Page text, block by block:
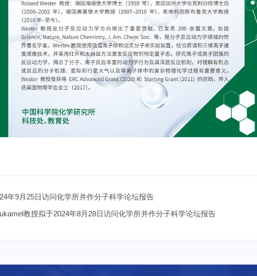
年9月25日访问化学所并作分子科学论坛报告
教授拟于2024年8月28日访问化学所并作分子科学论坛报告